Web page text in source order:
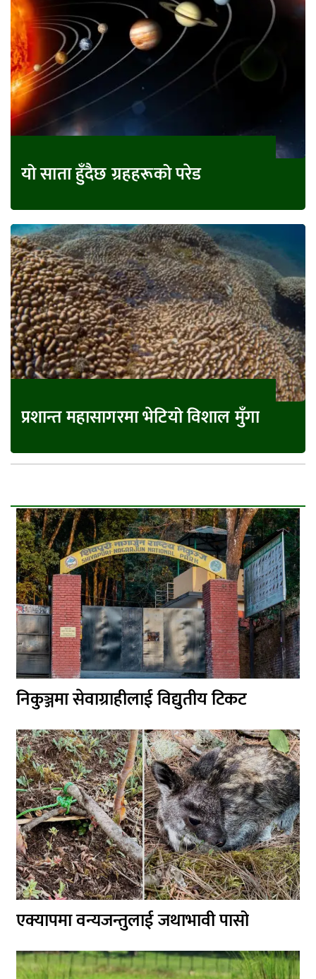
यो साता हुँदैछ ग्रहहरूको परेड
प्रशान्त महासागरमा भेटियो विशाल मुँगा
निकुञ्जमा सेवाग्राहीलाई विद्युतीय टिकट
एक्यापमा वन्यजन्तुलाई जथाभावी पासो